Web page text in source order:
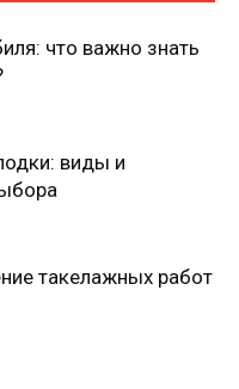
что важно знать
виды и
такелажных работ